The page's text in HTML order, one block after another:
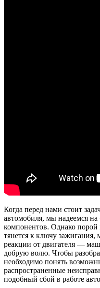
Когда перед нами стоит
автомобиля, мы надеемся на
компонентов. Однако порой
тянется к ключу зажигания,
реакции от двигателя —
добрую волю. Чтобы
необходимо понять
распространенные
подобный сбой в работе